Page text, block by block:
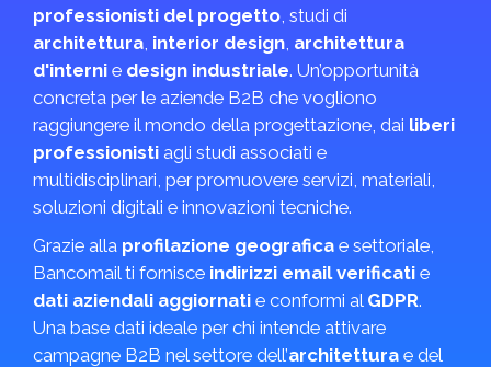
professionisti del progetto, studi di
architettura, interior design, architettura
d'interni e design industriale. Un’opportunità
concreta per le aziende B2B che vogliono
raggiungere il mondo della progettazione, dai liberi
professionisti agli studi associati e
multidisciplinari, per promuovere servizi, materiali,
soluzioni digitali e innovazioni tecniche.
Grazie alla profilazione geografica e settoriale,
Bancomail ti fornisce indirizzi email verificati e
dati aziendali aggiornati e conformi al GDPR.
Una base dati ideale per chi intende attivare
campagne B2B nel settore dell’architettura e del